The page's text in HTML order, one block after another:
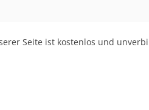
Seite ist kostenlos und